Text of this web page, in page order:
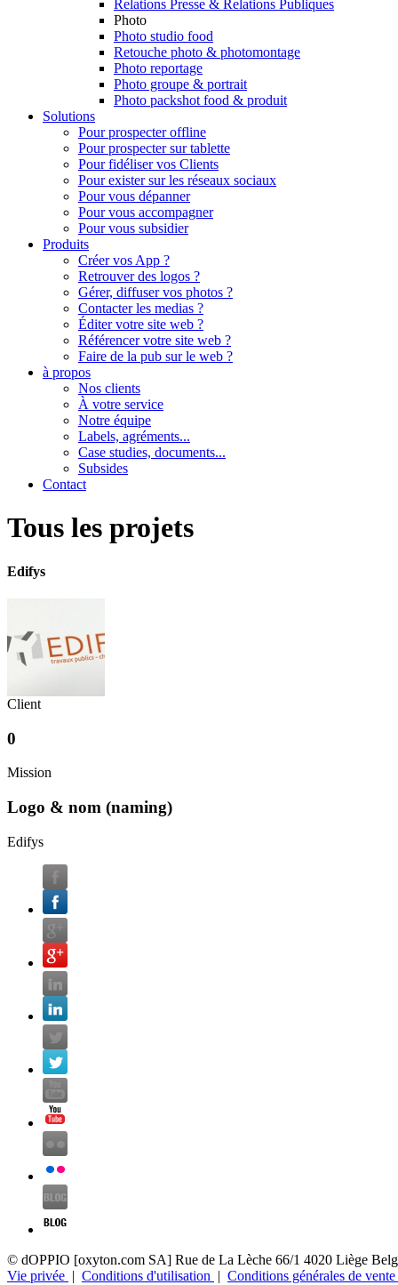
Relations Presse & Relations Publiques
Photo
Photo studio food
Retouche photo & photomontage
Photo reportage
Photo groupe & portrait
Photo packshot food & produit
Solutions
Pour prospecter offline
Pour prospecter sur tablette
Pour fidéliser vos Clients
Pour exister sur les réseaux sociaux
Pour vous dépanner
Pour vous accompagner
Pour vous subsidier
Produits
Créer vos App ?
Retrouver des logos ?
Gérer, diffuser vos photos ?
Contacter les medias ?
Éditer votre site web ?
Référencer votre site web ?
Faire de la pub sur le web ?
à propos
Nos clients
À votre service
Notre équipe
Labels, agréments...
Case studies, documents...
Subsides
Contact
Tous les projets
Edifys
Client
0
Mission
Logo & nom (naming)
Edifys
© dOPPIO [oxyton.com SA] Rue de La Lèche 66/1 4020 Liège
Vie privée | Conditions d'utilisation | Conditions générales de vente